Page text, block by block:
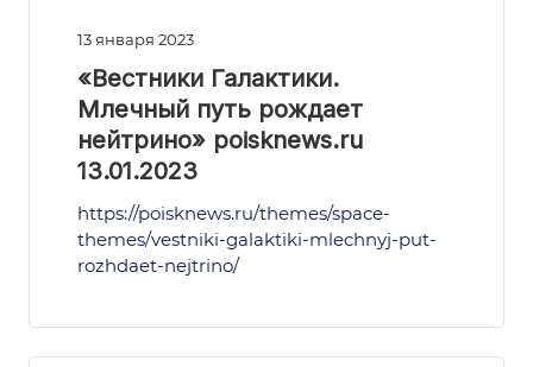
13 января 2023
«Вестники Галактики.
Млечный путь рождает
нейтрино» poisknews.ru
13.01.2023
https://poisknews.ru/themes/space-
themes/vestniki-galaktiki-mlechnyj-put-
rozhdaet-nejtrino/